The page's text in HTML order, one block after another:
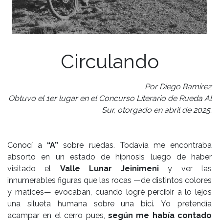
Circulando
Por Diego Ramírez
Obtuvo el 1er lugar en el Concurso Literario de Rueda Al
Sur, otorgado en abril de 2025.
Conocí a “A” sobre ruedas. Todavía me encontraba
absorto en un estado de hipnosis luego de haber
visitado el Valle Lunar Jeinimeniy ver las
innumerables figuras que las rocas —de distintos colores
y matices— evocaban, cuando logré percibir a lo lejos
una silueta humana sobre una bici. Yo pretendía
acampar en el cerro pues, según me había contado